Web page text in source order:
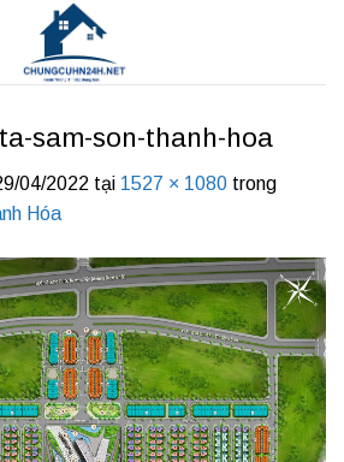
sam-son-thanh-hoa
04/2022 tại 1527 × 1080 trong
Hóa